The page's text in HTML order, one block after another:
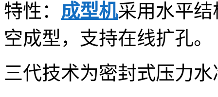
特性： 成型机采用水平
空成型，支持在线扩孔。
三代技术为密封式压力